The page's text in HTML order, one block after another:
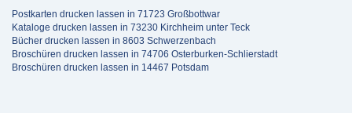
Postkarten drucken lassen in 71723 Großbottwar
Kataloge drucken lassen in 73230 Kirchheim unter Teck
Bücher drucken lassen in 8603 Schwerzenbach
Broschüren drucken lassen in 74706 Osterburken-Schlierstadt
Broschüren drucken lassen in 14467 Potsdam